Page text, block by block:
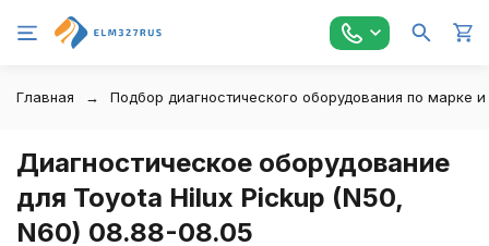
Главная Подбор диагностического оборудования по марке
Диагностическое оборудование
для Toyota Hilux Pickup (N50,
N60) 08.88-08.05